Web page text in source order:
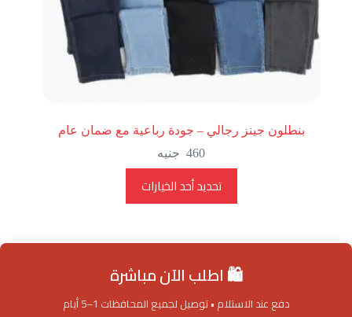
بنطلون جينز رجالي – جودة رباعية مع ضمان عام
460 جنيه
تحديد أحد الخيارات
العديد
من
يمكن
الخيارات
🛍️ اطلب الآن مباشرة
دفع عند الاستلام • توصيل لجميع المحافظات 1–5 أيام